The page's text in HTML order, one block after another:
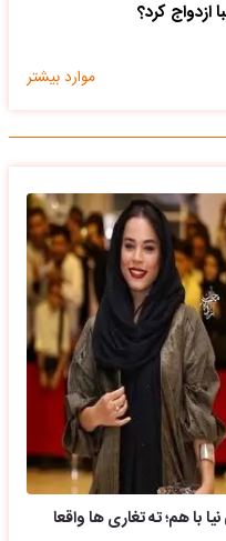
ازدواج کرد؟
موارد بیشتر
با هم؛ ته تغاری ها واقعا